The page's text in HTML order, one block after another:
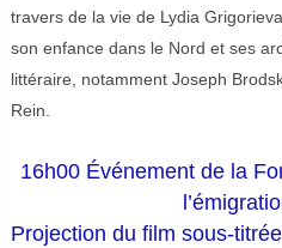
travers de la vie de Lydia
son enfance dans le Nord et ses
littéraire, notamment Joseph
Rein.
16h00 Événement de la
Projection du film sous-